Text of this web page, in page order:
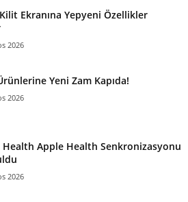
Ekranına Yepyeni Özellikler
2026
Yeni Zam Kapıda!
2026
Health Apple Health Senkronizasyonu
2026